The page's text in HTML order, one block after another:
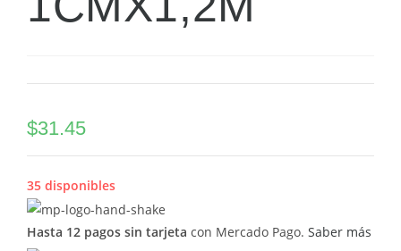
$31.45
35 disponibles
Hasta 12 pagos sin tarjeta con Mercado Pago. Saber más